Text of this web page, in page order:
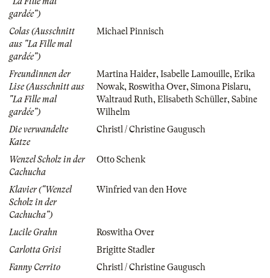
gardée")
Colas (Ausschnitt
aus "La Fille mal
gardée")
Michael Pinnisch
Freundinnen der
Lise (Ausschnitt aus
"La Fille mal
gardée")
Martina Haider, Isabelle Lamouille, Erika
Nowak, Roswitha Over, Simona Pislaru,
Waltraud Ruth, Elisabeth Schüller, Sabine
Wilhelm
Die verwandelte
Katze
Christl / Christine Gaugusch
Wenzel Scholz in der
Cachucha
Otto Schenk
Klavier ("Wenzel
Scholz in der
Cachucha")
Winfried van den Hove
Lucile Grahn
Roswitha Over
Carlotta Grisi
Brigitte Stadler
Fanny Cerrito
Christl / Christine Gaugusch